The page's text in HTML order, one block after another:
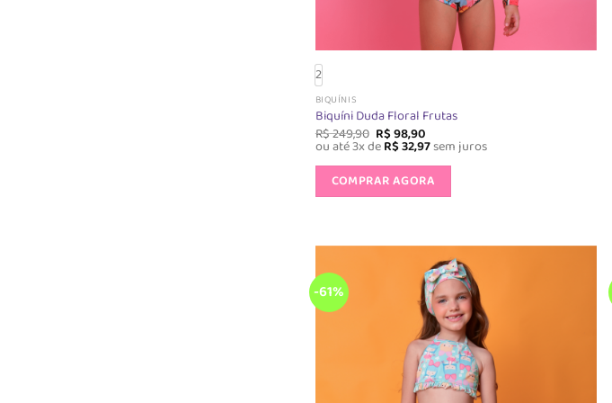
2
BIQUÍNIS
Biquíni Duda Floral Frutas
R$249,90 O
preço
original
era:
R$ 249,90.
R$98,90
preço
é:
R$ 98,90.
ou até 3x deR$32,97sem juros
COMPRAR AGORA
variantes.
As
opções
podem
ser
escolhidas
na
página
-61%